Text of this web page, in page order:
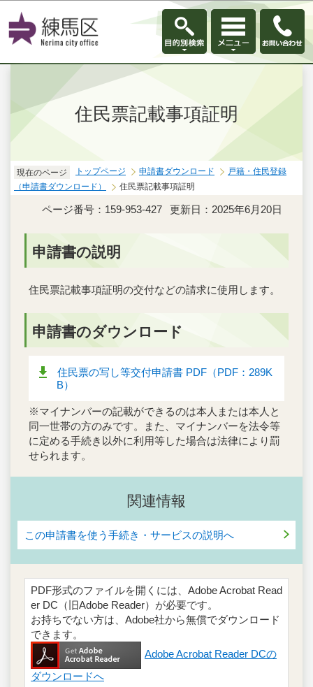
このページの本文へ移動
住民票記載事項証明
現在のページ トップページ 申請書ダウンロード
戸籍・住民登録
（申請書ダウンロード）
住民票記載事項証明
ページ番号：159-953-427 更新日：2025年6月20日
申請書の説明
住民票記載事項証明の交付などの請求に使用します。
申請書のダウンロード
住民票の写し等交付申請書 PDF（PDF：289K
B）
※マイナンバーの記載ができるのは本人または本人と
同一世帯の方のみです。また、マイナンバーを法令等
に定める手続き以外に利用等した場合は法律により罰
せられます。
関連情報
この申請書を使う手続き・サービスの説明へ
PDF形式のファイルを開くには、Adobe Acrobat Read
er DC（旧Adobe Reader）が必要です。
お持ちでない方は、Adobe社から無償でダウンロード
できます。
Adobe Acrobat Reader DCの
ダウンロードへ